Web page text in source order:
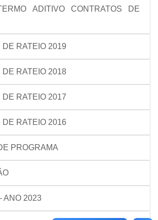
ADITIVO CONTRATOS DE
RATEIO 2019
RATEIO 2018
RATEIO 2017
RATEIO 2016
PROGRAMA
ANO 2023